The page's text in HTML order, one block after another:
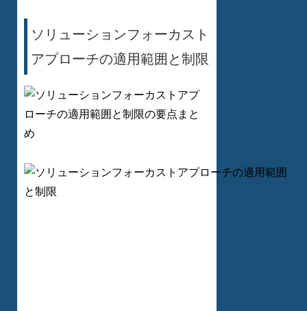
ソリューションフォーカスト
アプローチの適用範囲と制限